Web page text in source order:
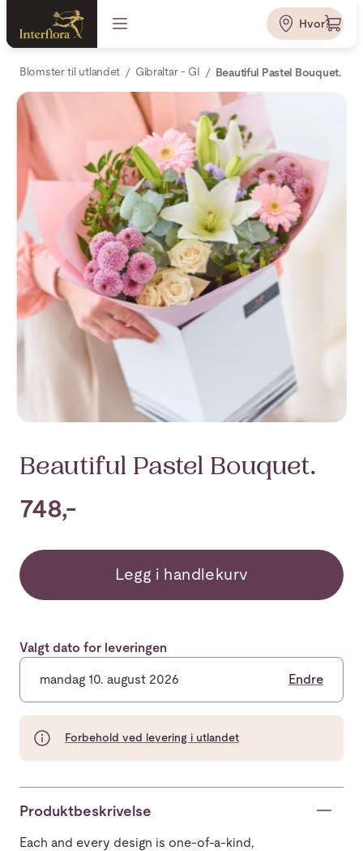
Hvor?
Blomster til utlandet Gibraltar - GI Beautiful Pastel Bouquet.
Beautiful Pastel Bouquet.
748,-
Legg i handlekurv
Valgt dato for leveringen
mandag 10. august 2026 Endre
Forbehold ved levering i utlandet
Produktbeskrivelse
Each and every design is one-of-a-kind,